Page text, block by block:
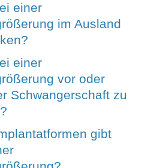
einer
im Ausland
einer
vor oder
Schwangerschaft zu
gibt